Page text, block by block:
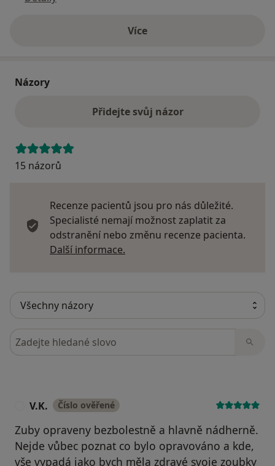
Víceo adrese
Názory
Přidejte svůj názor
15 názorů
Recenze pacientů jsou pro nás důležité.
Specialisté nemají možnost zaplatit za
odstranění nebo změnu recenze pacienta.
Další informace.
Hledejte v názorech
V.K. Číslo ověřené
Zuby opraveny bezbolestně a hlavně nádherně.
Nejde vůbec poznat co bylo opravováno a kde,
vše vypadá jako bych měla zdravé svoje zoubky